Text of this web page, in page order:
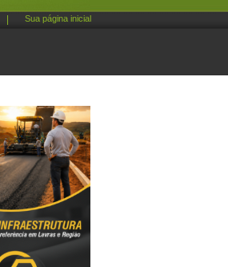
Sua página inicial